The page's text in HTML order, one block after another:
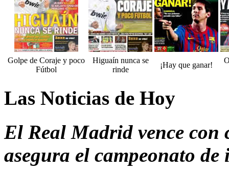
Golpe de Coraje y poco
Fútbol
Higuaín nunca se
rinde
¡Hay que ganar!
Las Noticias de Hoy
El Real Madrid vence con
asegura el campeonato